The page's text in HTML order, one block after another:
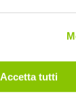
Accetta tutti